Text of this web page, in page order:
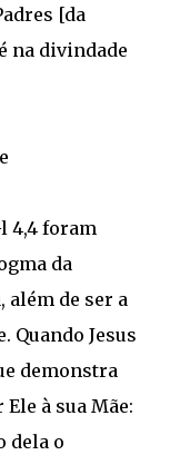
[da
na divindade
4,4 foram
da
além de ser a
Quando Jesus
demonstra
à sua Mãe:
dela o